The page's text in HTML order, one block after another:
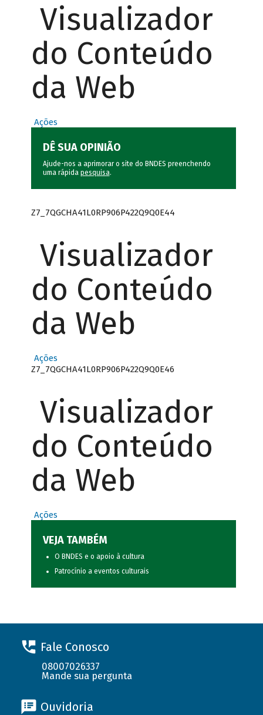
Visualizador
do Conteúdo
da Web
Ações
DÊ SUA OPINIÃO
Ajude-nos a aprimorar o site do BNDES preenchendo
uma rápida pesquisa.
Z7_7QGCHA41L0RP906P422Q9Q0E44
Visualizador
do Conteúdo
da Web
Ações
Z7_7QGCHA41L0RP906P422Q9Q0E46
Visualizador
do Conteúdo
da Web
Ações
VEJA TAMBÉM
O BNDES e o apoio à cultura
Patrocínio a eventos culturais
Fale Conosco
08007026337
Mande sua pergunta
Ouvidoria